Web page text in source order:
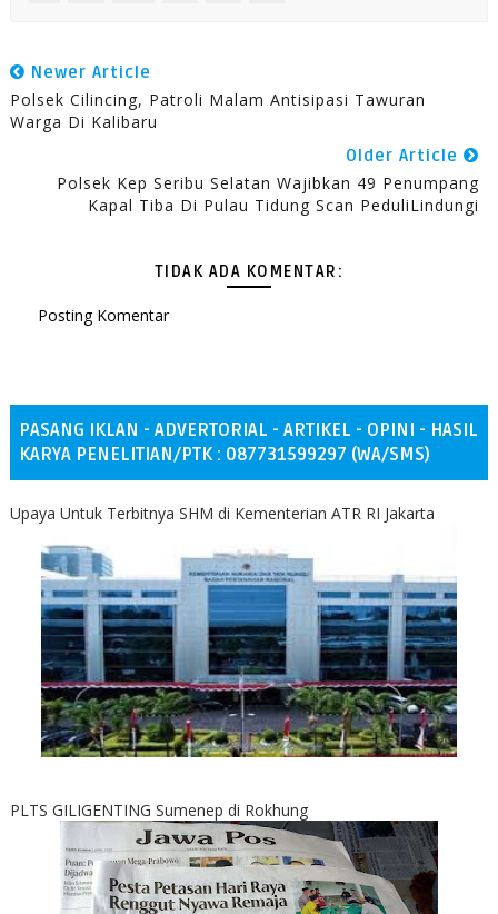
Newer Article
Polsek Cilincing, Patroli Malam Antisipasi Tawuran
Warga Di Kalibaru
Older Article
Polsek Kep Seribu Selatan Wajibkan 49 Penumpang
Kapal Tiba Di Pulau Tidung Scan PeduliLindungi
TIDAK ADA KOMENTAR:
Posting Komentar
PASANG IKLAN - ADVERTORIAL - ARTIKEL - OPINI - HASIL
KARYA PENELITIAN/PTK : 087731599297 (WA/SMS)
Upaya Untuk Terbitnya SHM di Kementerian ATR RI Jakarta
PLTS GILIGENTING Sumenep di Rokhung